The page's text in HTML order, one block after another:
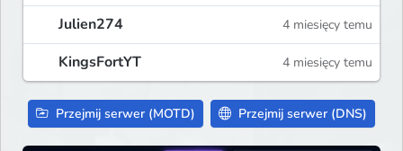
Julien274 4 miesięcy temu
KingsFortYT 4 miesięcy temu
Przejmij serwer (MOTD) Przejmij serwer (DNS)